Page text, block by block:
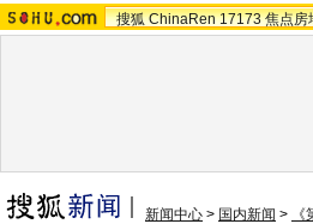
搜狐 ChinaRen 17173 焦点房
新闻中心 > 国内新闻 >